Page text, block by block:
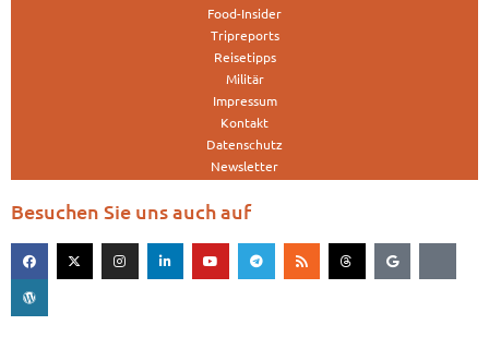
Food-Insider
Tripreports
Reisetipps
Militär
Impressum
Kontakt
Datenschutz
Newsletter
Besuchen Sie uns auch auf